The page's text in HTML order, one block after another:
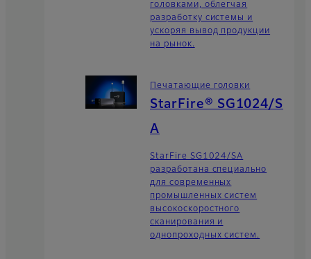
головками, облегчая
разработку системы и
ускоряя вывод продукции
на рынок.
Печатающие головки
StarFire® SG1024/S
A
StarFire SG1024/SA
разработана специально
для современных
промышленных систем
высокоскоростного
сканирования и
однопроходных систем.